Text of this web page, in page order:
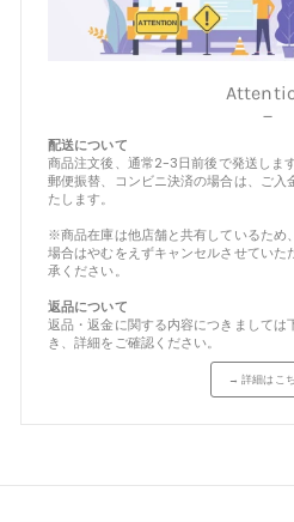
－
配送について
商品注文後、通常2-3日前後で発送しま
郵便振替、コンビニ決済の場合は、ご
たします。
※商品在庫は他店舗と共有しているため
場合はやむをえずキャンセルさせていた
承ください。
返品について
返品・返金に関する内容につきましては
き、詳細をご確認ください。
→ 詳細はこ